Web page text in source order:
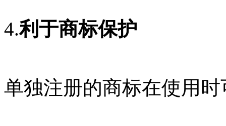
4.利于商标保护
单独注册的商标在使用